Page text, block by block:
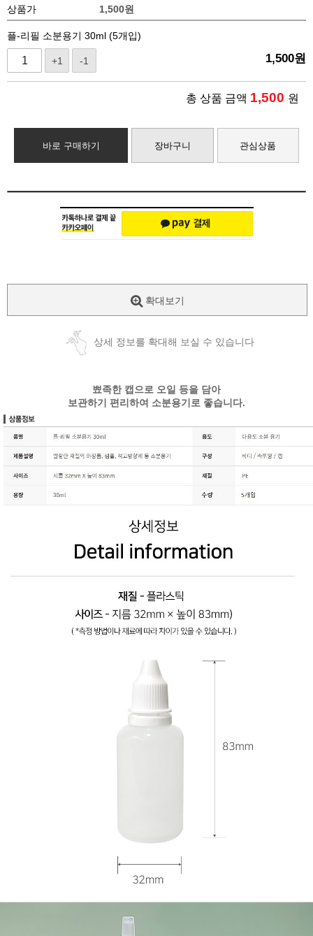
상품가 1,500원
플-리필 소분용기 30ml (5개입)
+1 -1 1,500원
총 상품 금액 1,500 원
바로 구매하기 장바구니 관심상품
확대보기
상세 정보를 확대해 보실 수 있습니다
뾰족한 캡으로 오일 등을 담아
보관하기 편리하여 소분용기로 좋습니다.